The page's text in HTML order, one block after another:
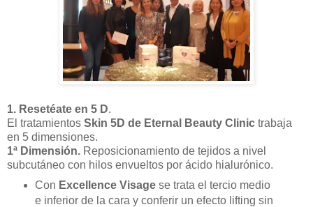
1. Resetéate en 5 D.
El tratamientos Skin 5D de Eternal Beauty Clinic trabaja
en 5 dimensiones.
1ª Dimensión. Reposicionamiento de tejidos a nivel
subcutáneo con hilos envueltos por ácido hialurónico.
Con Excellence Visagese trata el tercio medio
e inferior de la cara y conferir un efecto lifting sin